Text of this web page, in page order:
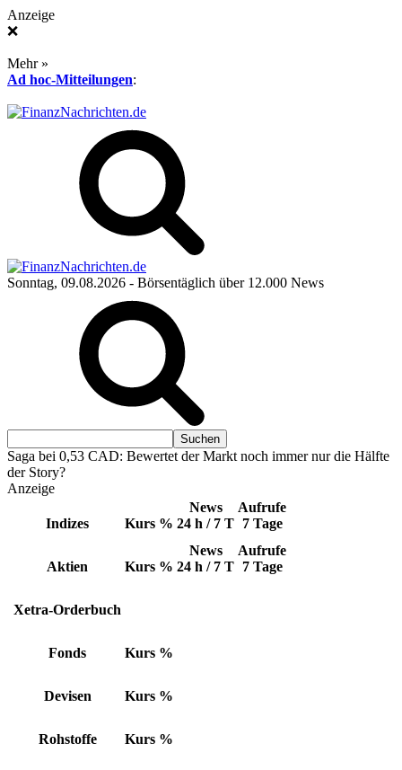
Anzeige
❌
Mehr »
Ad hoc-Mitteilungen:
Sonntag, 09.08.2026 - Börsentäglich über 12.000 News
Saga bei 0,53 CAD: Bewertet der Markt noch immer nur die Hälfte
der Story?
Anzeige
Indizes Kurs %
News
24 h / 7 T
Aufrufe
7 Tage
Aktien Kurs %
News
24 h / 7 T
Aufrufe
7 Tage
Xetra-Orderbuch
Fonds Kurs %
Devisen Kurs %
Rohstoffe Kurs %